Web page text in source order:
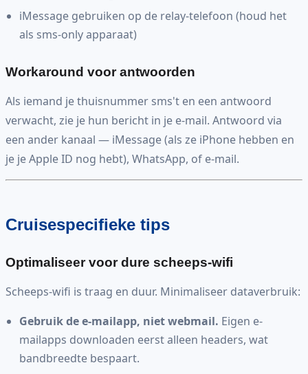
iMessage gebruiken op de relay-telefoon (houd het
als sms-only apparaat)
Workaround voor antwoorden
Als iemand je thuisnummer sms't en een antwoord
verwacht, zie je hun bericht in je e-mail. Antwoord via
een ander kanaal — iMessage (als ze iPhone hebben en
je je Apple ID nog hebt), WhatsApp, of e-mail.
Cruisespecifieke tips
Optimaliseer voor dure scheeps-wifi
Scheeps-wifi is traag en duur. Minimaliseer dataverbruik:
Gebruik de e-mailapp, niet webmail. Eigen e-
mailapps downloaden eerst alleen headers, wat
bandbreedte bespaart.